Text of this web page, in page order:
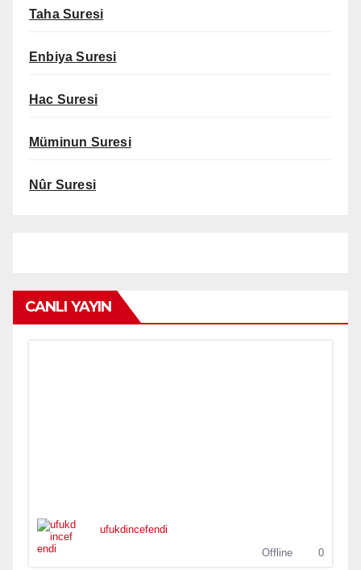
Taha Suresi
Enbiya Suresi
Hac Suresi
Müminun Suresi
Nûr Suresi
CANLI YAYIN
ufukdincefendi
Offline
0